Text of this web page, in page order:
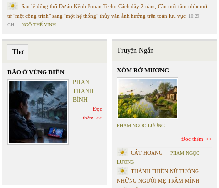
Sau lễ động thổ Dự án Kênh Funan Techo Cách đây 2 năm, Cần một tầm nhìn mới:
từ "một công trình" sang "một hệ thống" thủy văn ảnh hưởng trên toàn lưu vực 10:29
CH
NGÔ THẾ VINH
Thơ
BÃO Ở VÙNG BIÊN
PHAN
THANH
BÌNH
Đọc
thêm
Truyện Ngắn
XÓM BỜ MƯƠNG
PHẠM NGỌC LƯƠNG
Đọc thêm
CÁT HOANG
PHẠM NGỌC
LƯƠNG
THÁNH THIÊN NỮ TƯỚNG -
NHỮNG NGƯỜI MẸ TRẦM MÌNH